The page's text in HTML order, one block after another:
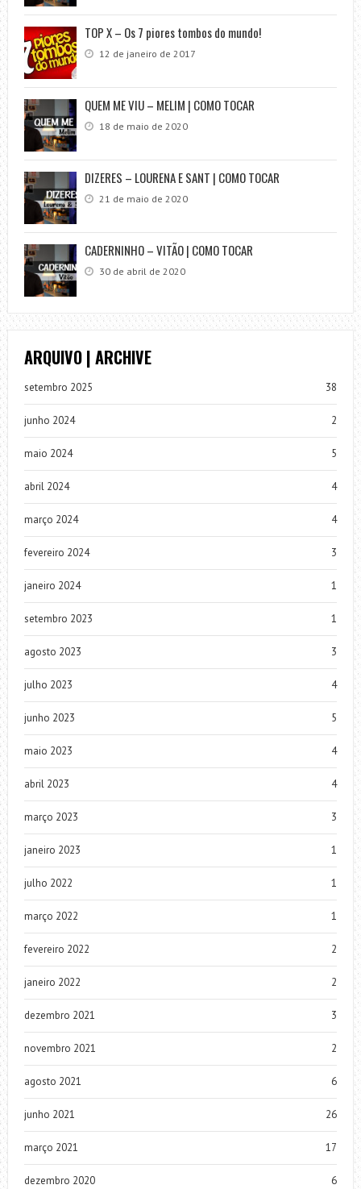
TOP X – Os 7 piores tombos do mundo!
12 de janeiro de 2017
QUEM ME VIU – MELIM | COMO TOCAR
18 de maio de 2020
DIZERES – LOURENA E SANT | COMO TOCAR
21 de maio de 2020
CADERNINHO – VITÃO | COMO TOCAR
30 de abril de 2020
ARQUIVO | ARCHIVE
setembro 2025 38
junho 2024 2
maio 2024 5
abril 2024 4
março 2024 4
fevereiro 2024 3
janeiro 2024 1
setembro 2023 1
agosto 2023 3
julho 2023 4
junho 2023 5
maio 2023 4
abril 2023 4
março 2023 3
janeiro 2023 1
julho 2022 1
março 2022 1
fevereiro 2022 2
janeiro 2022 2
dezembro 2021 3
novembro 2021 2
agosto 2021 6
junho 2021 26
março 2021 17
dezembro 2020 6